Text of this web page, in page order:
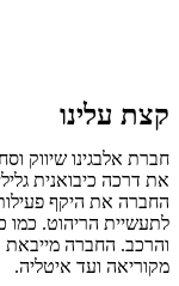
קצת עלינו
החברה את היקף
לתעשיית הריהוט. כמו
והרכב. החברה מייבאת
מקוריאה ועד איטליה.